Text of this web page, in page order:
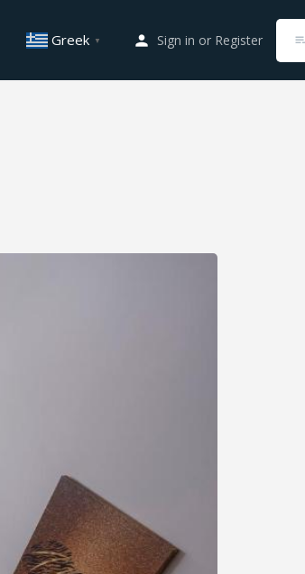
Greek ▼ Sign in or Register